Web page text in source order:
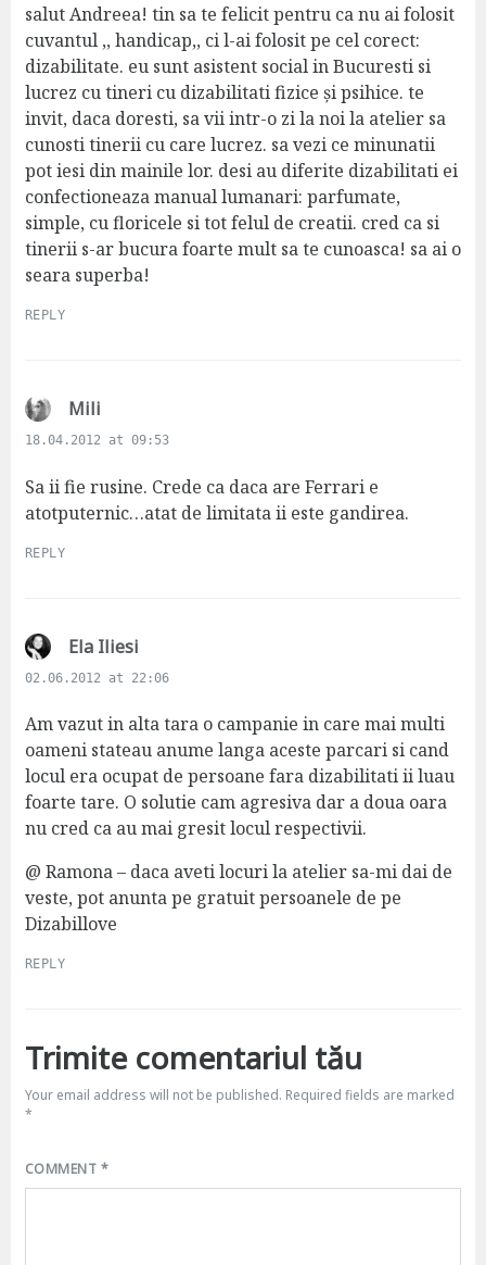
s
:
salut Andreea! tin sa te felicit pentru ca nu ai folosit
cuvantul ,, handicap,, ci l-ai folosit pe cel corect:
dizabilitate. eu sunt asistent social in Bucuresti si
lucrez cu tineri cu dizabilitati fizice și psihice. te
invit, daca doresti, sa vii intr-o zi la noi la atelier sa
cunosti tinerii cu care lucrez. sa vezi ce minunatii
pot iesi din mainile lor. desi au diferite dizabilitati ei
confectioneaza manual lumanari: parfumate,
simple, cu floricele si tot felul de creatii. cred ca si
tinerii s-ar bucura foarte mult sa te cunoasca! sa ai o
seara superba!
REPLY
Milis
a
s
:
18.04.2012 at 09:53
Sa ii fie rusine. Crede ca daca are Ferrari e
atotputernic…atat de limitata ii este gandirea.
REPLY
Ela Iliesis
a
s
:
02.06.2012 at 22:06
Am vazut in alta tara o campanie in care mai multi
oameni stateau anume langa aceste parcari si cand
locul era ocupat de persoane fara dizabilitati ii luau
foarte tare. O solutie cam agresiva dar a doua oara
nu cred ca au mai gresit locul respectivii.
@ Ramona – daca aveti locuri la atelier sa-mi dai de
veste, pot anunta pe gratuit persoanele de pe
Dizabillove
REPLY
Trimite comentariul tău
Your email address will not be published. Required fields are marked
*
COMMENT *